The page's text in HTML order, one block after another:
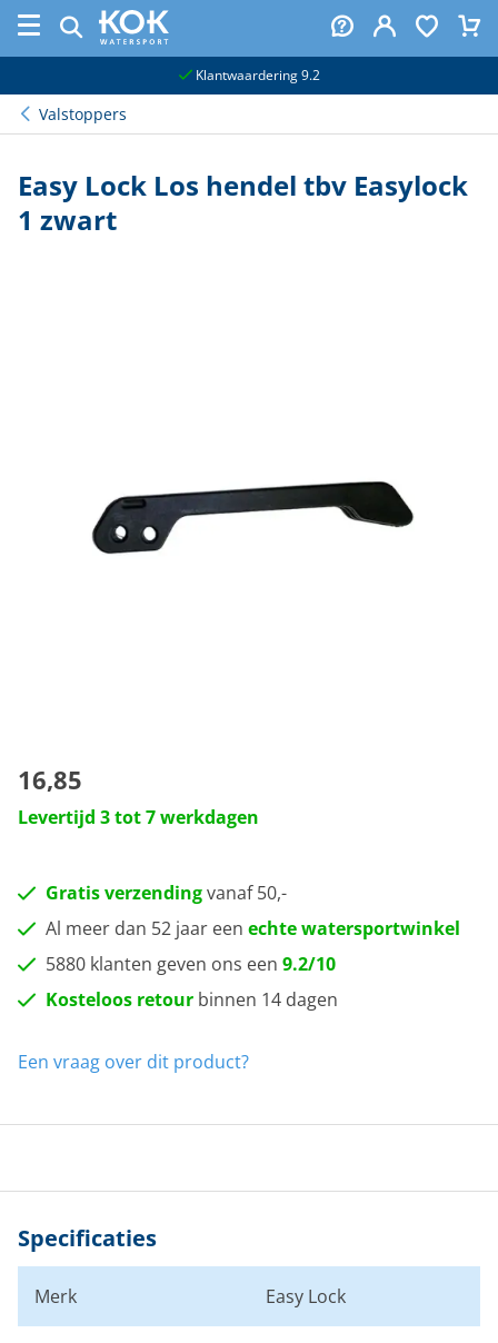
Klantwaardering 9.2
Valstoppers
Easy Lock Los hendel tbv Easylock
1 zwart
16,85
Levertijd 3 tot 7 werkdagen
Gratis verzendingvanaf 50,-
Al meer dan 52 jaar een echte watersportwinkel
5880 klanten geven ons een 9.2/10
Kosteloos retour binnen 14 dagen
Een vraag over dit product?
Specificaties
Merk Easy Lock